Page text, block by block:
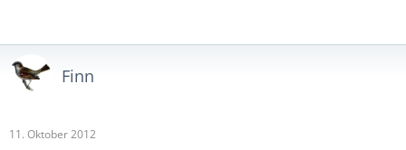
Finn
11. Oktober 2012